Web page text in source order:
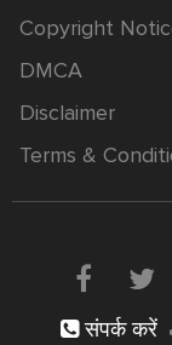
Copyright
DMCA
Disclaimer
Terms &
संपर्क करें